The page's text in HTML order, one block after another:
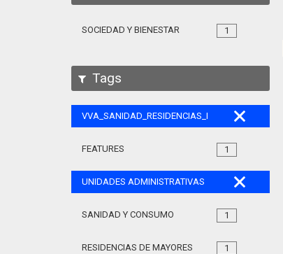
1
SOCIEDAD Y BIENESTAR
Tags
VVA_SANIDAD_RESIDENCIAS_MAYORES_105
1
FEATURES
UNIDADES ADMINISTRATIVAS
1
SANIDAD Y CONSUMO
1
RESIDENCIAS DE MAYORES